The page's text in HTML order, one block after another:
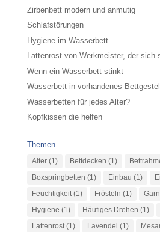
Zirbenbett modern und anmutig
Schlafstörungen
Hygiene im Wasserbett
Lattenrost von Werkmeister, der sich
Wenn ein Wasserbett stinkt
Wasserbett in vorhandenes
Wasserbetten für jedes Alter?
Kopfkissen die helfen
Themen
Alter(1) Bettdecken (1)
Boxspringbetten (1) Einbau (1)
Feuchtigkeit(1) Frösteln (1) Garn
Hygiene (1) Häufiges Drehen (1)
Lattenrost(1) Lavendel (1)